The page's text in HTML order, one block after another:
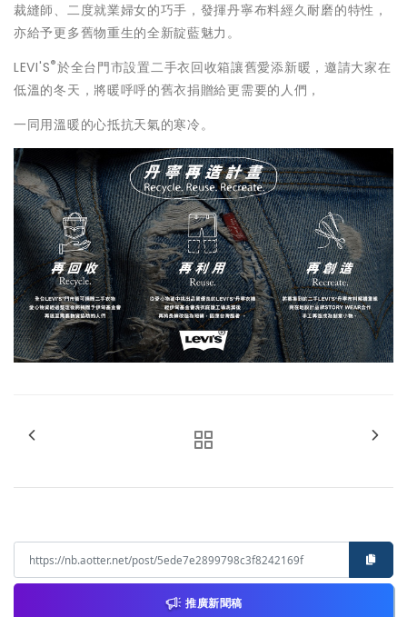
裁縫師、二度就業婦女的巧手，發揮丹寧布料經久耐磨的特性，
亦給予更多舊物重生的全新靛藍魅力。
LEVI'S®於全台門市設置二手衣回收箱讓舊愛添新暖， 邀請大家在
低溫的冬天，將暖呼呼的舊衣捐贈給更需要的人們，
一同用溫暖的心抵抗天氣的寒冷。
推廣新聞稿